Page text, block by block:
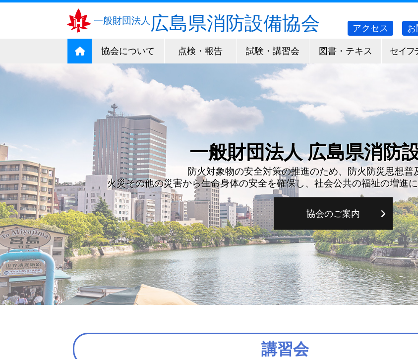
一般財団法人 広島県消防設備協会 アクセス
協会について 点検・報告 試験・講習会 図書・テキス セイフ
一般財団法人 広島県消防
防火対象物の安全対策の推進のため、防火防災思想普
火災その他の災害から生命身体の安全を確保し、社会公共の福祉の増進
協会のご案内
消防用設備等に点検済票(ラベル)が貼
点検済票（ラベル）は（一財）広島県消防設備協会が一定の
点検実施者（表示登録会員）に交付するも
消防用設備等の点検・報告
消防用設備等、いついかなる場合に火災が発生しても確実に作動するよう、日頃
は、消防用設備等・特殊消防用設備等の点検報告ばかりでなく、整備を含め適正
ています。
試験・講習会
消防設備士等、試験及び講習日程など詳細をご案内
実務図書・消防設備士試験受験準備
消防用設備に関する実務図書・消防設備士試験を受験される方の準
講習会